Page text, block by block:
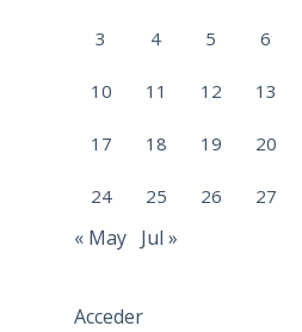
3 4 5 6
10 11 12 13
17 18 19 20
24 25 26 27
« May Jul »
Acceder